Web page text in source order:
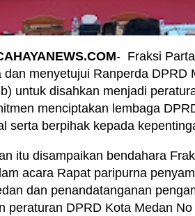
- Fraksi
dan menyetujui Ranperda DPRD
untuk disahkan menjadi
menciptakan lembaga
serta berpihak kepada
itu disampaikan bendahara
acara Rapat paripurna
dan penandatanganan
peraturan DPRD Kota Medan